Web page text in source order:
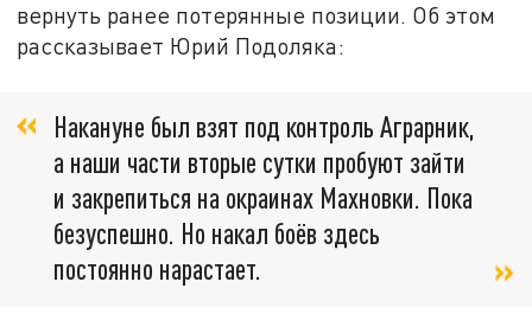
вернуть ранее потерянные позиции. Об этом
рассказывает Юрий Подоляка:
Накануне был взят под контроль Аграрник,
а наши части вторые сутки пробуют зайти
и закрепиться на окраинах Махновки. Пока
безуспешно. Но накал боёв здесь
постоянно нарастает.